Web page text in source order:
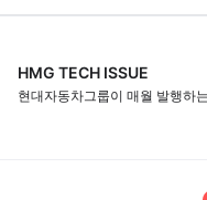
HMG TECH ISSUE
현대자동차그룹이 매월 발행하